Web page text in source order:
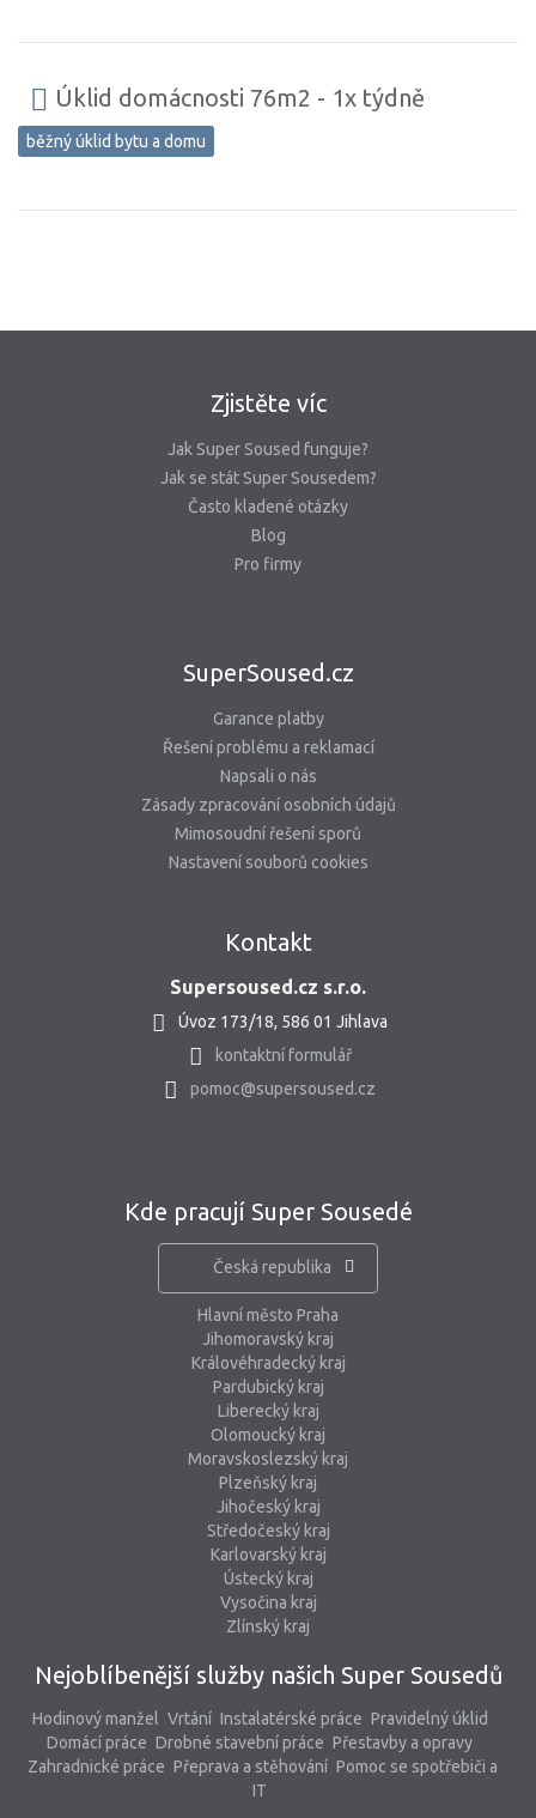
Úklid domácnosti 76m2 - 1x týdně
běžný úklid bytu a domu
Zjistěte víc
Jak Super Soused funguje?
Jak se stát Super Sousedem?
Často kladené otázky
Blog
Pro firmy
SuperSoused.cz
Garance platby
Řešení problému a reklamací
Napsali o nás
Zásady zpracování osobních údajů
Mimosoudní řešení sporů
Nastavení souborů cookies
Kontakt
Supersoused.cz s.r.o.
Úvoz 173/18, 586 01 Jihlava
kontaktní formulář
pomoc@supersoused.cz
Kde pracují Super Sousedé
Česká republika
Hlavní město Praha
Jihomoravský kraj
Královéhradecký kraj
Pardubický kraj
Liberecký kraj
Olomoucký kraj
Moravskoslezský kraj
Plzeňský kraj
Jihočeský kraj
Středočeský kraj
Karlovarský kraj
Ústecký kraj
Vysočina kraj
Zlínský kraj
Nejoblíbenější služby našich Super Sousedů
Hodinový manžel Vrtání Instalatérské práce Pravidelný úklid
Domácí práce Drobné stavební práce Přestavby a opravy
Zahradnické práce Přeprava a stěhování Pomoc se spotřebiči a
IT